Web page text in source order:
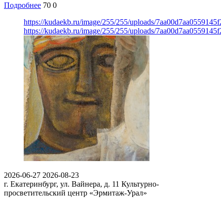
Подробнее 70 0
https://kudaekb.ru/image/255/255/uploads/
https://kudaekb.ru/image/255/255/uploads/
2026-06-27 2026-08-23
г. Екатеринбург, ул. Вайнера, д. 11 Культурно-
просветительский центр «Эрмитаж-Урал»